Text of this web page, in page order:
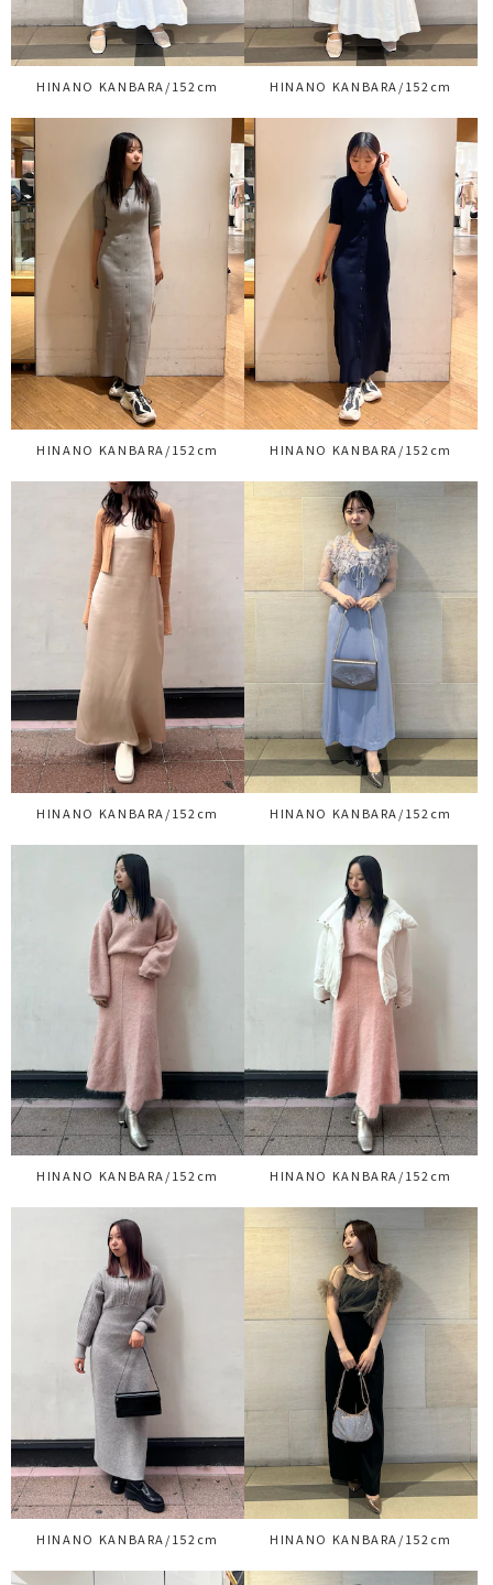
HINANO KANBARA/152cm HINANO KANBARA/152cm
HINANO KANBARA/152cm HINANO KANBARA/152cm
HINANO KANBARA/152cm HINANO KANBARA/152cm
HINANO KANBARA/152cm HINANO KANBARA/152cm
HINANO KANBARA/152cm HINANO KANBARA/152cm